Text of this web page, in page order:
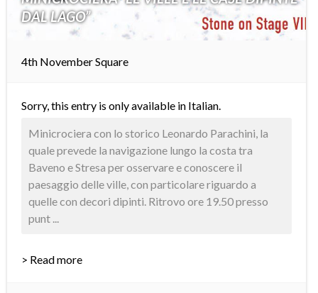
DAL LAGO”
4th November Square
Sorry, this entry is only available in Italian.
Minicrociera con lo storico Leonardo Parachini, la
quale prevede la navigazione lungo la costa tra
Baveno e Stresa per osservare e conoscere il
paesaggio delle ville, con particolare riguardo a
quelle con decori dipinti. Ritrovo ore 19.50 presso
punt ...
> Read more